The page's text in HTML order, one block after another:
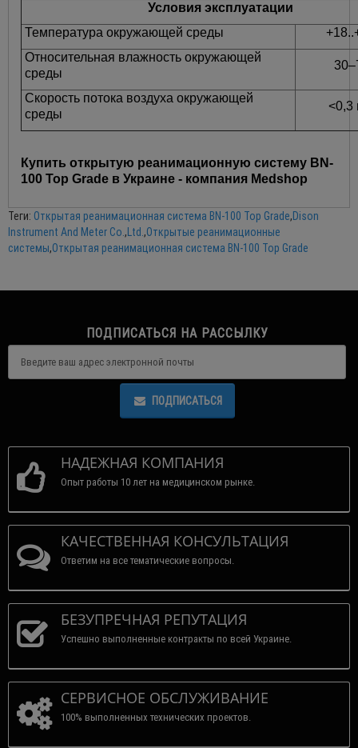
Условия эксплуатации
Температура окружающей среды
Относительная влажность окружающей
среды
Скорость потока воздуха окружающей
среды
<0,3
Купить открытую реанимационную систему BN-
100 Top Grade в Украине - компания Medshop
Теги: Открытая реанимационная система BN-100 Top Grade,Dison
Instrument And Meter Co.,Ltd.,Открытые реанимационные
системы,Открытая реанимационная система BN-100 Top Grade
ПОДПИСАТЬСЯ НА РАССЫЛКУ
ПОДПИСАТЬСЯ
НАДЕЖНАЯ КОМПАНИЯ
Опыт работы 10 лет на медицинском рынке.
КАЧЕСТВЕННАЯ КОНСУЛЬТАЦИЯ
Ответим на все тематические вопросы.
БЕЗУПРЕЧНАЯ РЕПУТАЦИЯ
Успешно выполненные контракты по всей Украине.
СЕРВИСНОЕ ОБСЛУЖИВАНИЕ
100% выполненных технических проектов.